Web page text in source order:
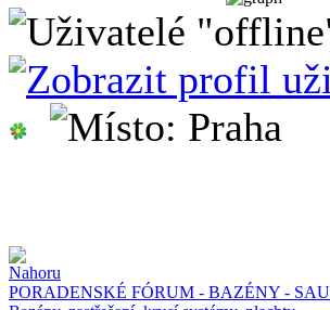
PORADENSKÉ FÓRUM - BAZÉNY -